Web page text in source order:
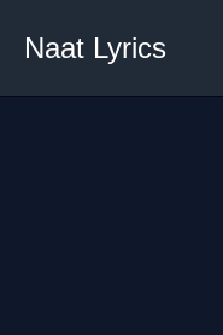
Naat Lyrics